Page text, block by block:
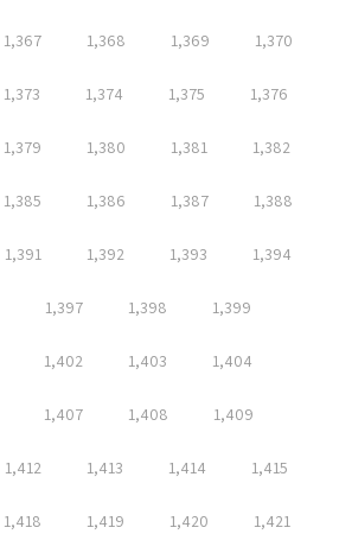
1,367 1,368 1,369 1,370
1,373 1,374 1,375 1,376
1,379 1,380 1,381 1,382
1,385 1,386 1,387 1,388
1,391 1,392 1,393 1,394
1,397 1,398 1,399
1,402 1,403 1,404
1,407 1,408 1,409
1,412 1,413 1,414 1,415
1,418 1,419 1,420 1,421